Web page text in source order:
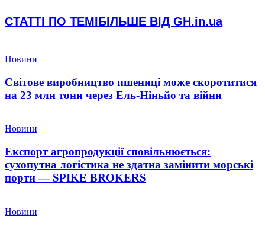
СТАТТІ ПО ТЕМІБІЛЬШЕ ВІД GH.in.ua
Новини
Світове виробництво пшениці може скоротитися
на 23 млн тонн через Ель-Ніньйо та війни
Новини
Експорт агропродукції сповільнюється:
сухопутна логістика не здатна замінити морські
порти — SPIKE BROKERS
Новини